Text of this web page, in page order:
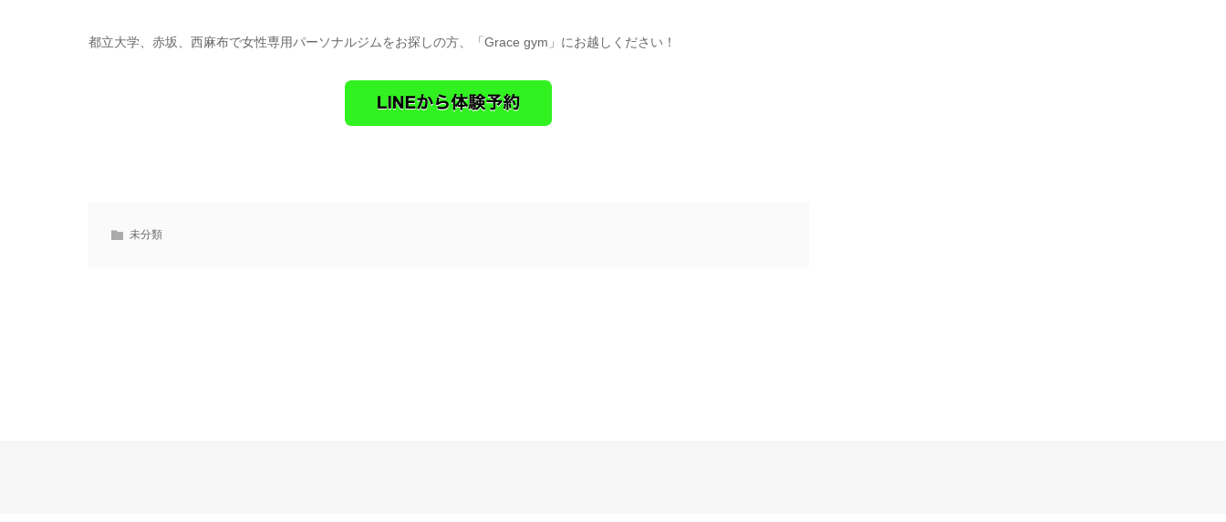
都立大学、赤坂、西麻布で女性専用パーソナルジムをお探しの方、「Grace gym」にお越しください！
未分類